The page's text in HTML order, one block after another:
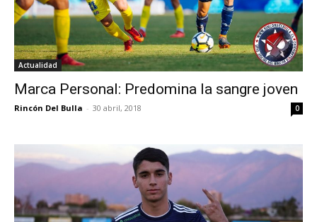
Actualidad
Marca Personal: Predomina la sangre joven
Rincón Del Bulla - 30 abril, 2018 0